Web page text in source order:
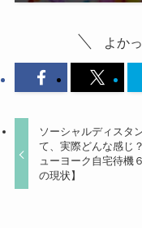
よか
ソーシャルディスタ
て、実際どんな感じ
ューヨーク自宅待機
の現状】